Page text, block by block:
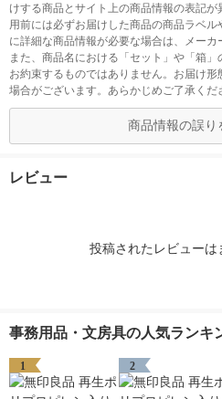
けする商品とサイト上の商品情報の表記
用前には必ずお届けした商品の商品ラベ
に詳細な商品情報が必要な場合は、メーカ
また、商品名における「セット」や「箱
お約束するものではありません。お届け
場合がございます。あらかじめご了承くだ
商品情報の誤り
レビュー
投稿されたレビューは
事務用品・文房具の人気ランキ
1 2